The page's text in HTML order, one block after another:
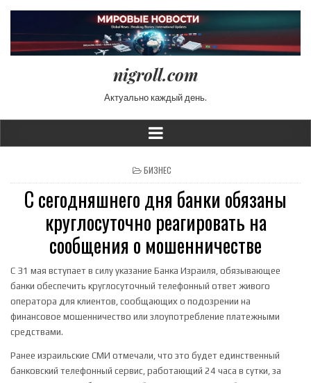
nigroll.com
Актуально каждый день.
POSTED IN
БИЗНЕС
С сегодняшнего дня банки обязаны
круглосуточно реагировать на
сообщения о мошенничестве
С 31 мая вступает в силу указание Банка Израиля, обязывающее
банки обеспечить круглосуточный телефонный ответ живого
оператора для клиентов, сообщающих о подозрении на
финансовое мошенничество или злоупотребление платежными
средствами.
Ранее израильские СМИ отмечали, что это будет единственный
банковский телефонный сервис, работающий 24 часа в сутки, за